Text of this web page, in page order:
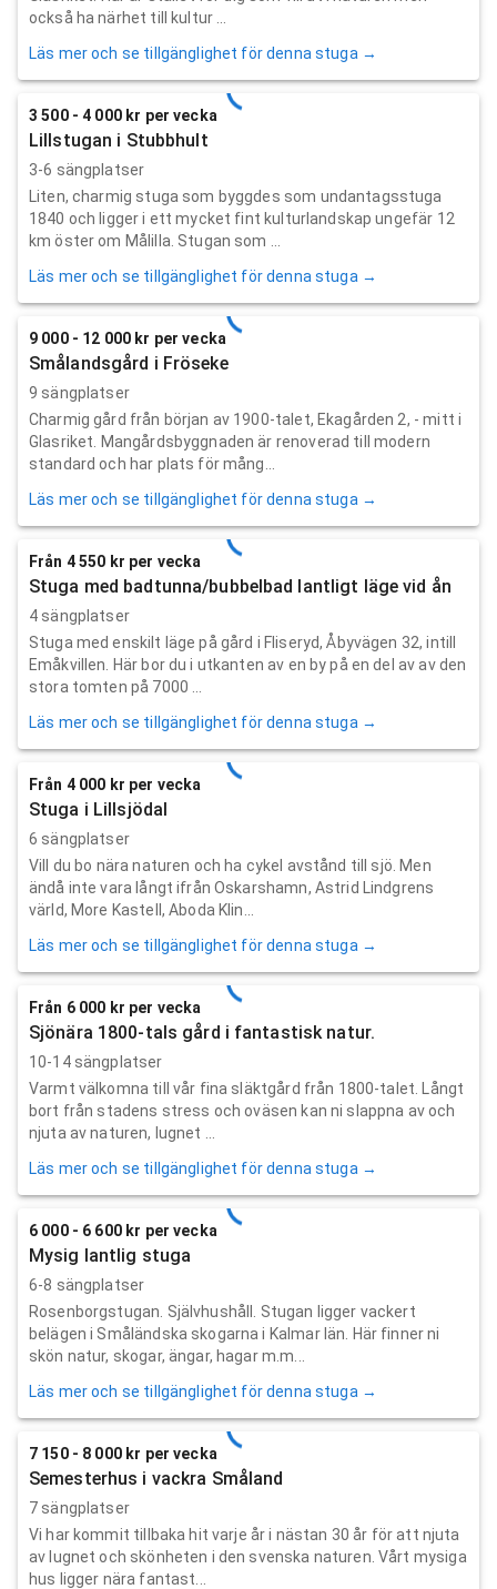
också ha närhet till kultur ...
Läs mer och se tillgänglighet för denna stuga →
3 500 - 4 000 kr per vecka
Lillstugan i Stubbhult
3-6 sängplatser
Liten, charmig stuga som byggdes som undantagsstuga
1840 och ligger i ett mycket fint kulturlandskap ungefär 12
km öster om Målilla. Stugan som ...
Läs mer och se tillgänglighet för denna stuga →
9 000 - 12 000 kr per vecka
Smålandsgård i Fröseke
9 sängplatser
Charmig gård från början av 1900-talet, Ekagården 2, - mitt i
Glasriket. Mangårdsbyggnaden är renoverad till modern
standard och har plats för mång...
Läs mer och se tillgänglighet för denna stuga →
Från 4 550 kr per vecka
Stuga med badtunna/bubbelbad lantligt läge vid ån
4 sängplatser
Stuga med enskilt läge på gård i Fliseryd, Åbyvägen 32, intill
Emåkvillen. Här bor du i utkanten av en by på en del av av den
stora tomten på 7000 ...
Läs mer och se tillgänglighet för denna stuga →
Från 4 000 kr per vecka
Stuga i Lillsjödal
6 sängplatser
Vill du bo nära naturen och ha cykel avstånd till sjö. Men
ändå inte vara långt ifrån Oskarshamn, Astrid Lindgrens
värld, More Kastell, Aboda Klin...
Läs mer och se tillgänglighet för denna stuga →
Från 6 000 kr per vecka
Sjönära 1800-tals gård i fantastisk natur.
10-14 sängplatser
Varmt välkomna till vår fina släktgård från 1800-talet. Långt
bort från stadens stress och oväsen kan ni slappna av och
njuta av naturen, lugnet ...
Läs mer och se tillgänglighet för denna stuga →
6 000 - 6 600 kr per vecka
Mysig lantlig stuga
6-8 sängplatser
Rosenborgstugan. Självhushåll. Stugan ligger vackert
belägen i Småländska skogarna i Kalmar län. Här finner ni
skön natur, skogar, ängar, hagar m.m...
Läs mer och se tillgänglighet för denna stuga →
7 150 - 8 000 kr per vecka
Semesterhus i vackra Småland
7 sängplatser
Vi har kommit tillbaka hit varje år i nästan 30 år för att njuta
av lugnet och skönheten i den svenska naturen. Vårt mysiga
hus ligger nära fantast...